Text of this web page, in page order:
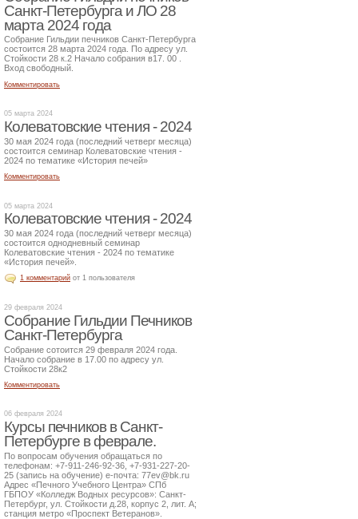
Санкт-Петербурга и ЛО 28
марта 2024 года
Собрание Гильдии печников Санкт-Петербурга
состоится 28 марта 2024 года. По адресу ул.
Стойкости 28 к.2 Начало собрания в17. 00 .
Вход свободный.
Комментировать
05 марта 2024
Колеватовские чтения - 2024
30 мая 2024 года (последний четверг месяца)
состоится семинар Колеватовские чтения -
2024 по тематике «История печей»
Комментировать
05 марта 2024
Колеватовские чтения - 2024
30 мая 2024 года (последний четверг месяца)
состоится однодневный семинар
Колеватовские чтения - 2024 по тематике
«История печей».
1 комментарий от 1 пользователя
29 февраля 2024
Собрание Гильдии Печников
Санкт-Петербурга
Собрание сотоится 29 февраля 2024 года.
Начало собрание в 17.00 по адресу ул.
Стойкости 28к2
Комментировать
06 февраля 2024
Курсы печников в Санкт-
Петербурге в феврале.
По вопросам обучения обращаться по
телефонам: +7-911-246-92-36, +7-931-227-20-
25 (запись на обучение) е-почта: 77ev@bk.ru
Адрес «Печного Учебного Центра» СПб
ГБПОУ «Колледж Водных ресурсов»: Санкт-
Петербург, ул. Стойкости д.28, корпус 2, лит. А;
станция метро «Проспект Ветеранов».